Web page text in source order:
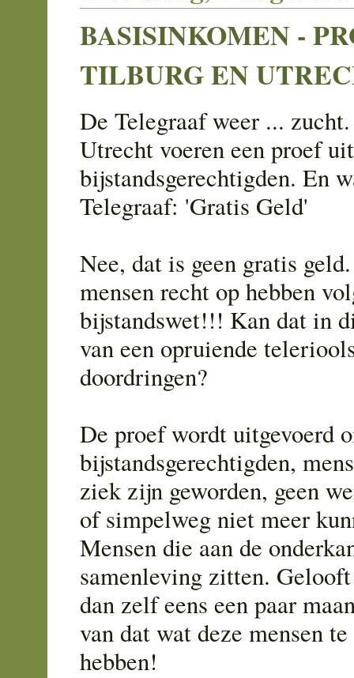
BASISINKOMEN -
TILBURG EN
De Telegraaf weer ...
Utrecht voeren een proef
bijstandsgerechtigden. En
Telegraaf: 'Gratis Geld'
Nee, dat is geen gratis
mensen recht op hebben
bijstandswet!!! Kan dat in
van een opruiende
doordringen?
De proef wordt uitgevoerd
bijstandsgerechtigden,
ziek zijn geworden, geen
of simpelweg niet meer
Mensen die aan de
samenleving zitten.
dan zelf eens een paar
van dat wat deze mensen te
hebben!